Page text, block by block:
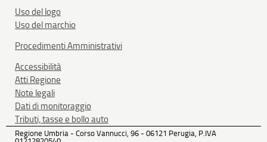
Uso del logo
Uso del marchio
Procedimenti Amministrativi
Accessibilità
Atti Regione
Note legali
Dati di monitoraggio
Tributi, tasse e bollo auto
Regione Umbria - Corso Vannucci, 96 - 06121 Perugia, P.IVA